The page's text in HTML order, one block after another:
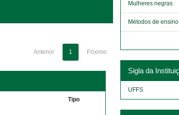
Anterior 1 Póximo
Tipo
Mulheres negras
Métodos de ensino
Sigla da
UFFS